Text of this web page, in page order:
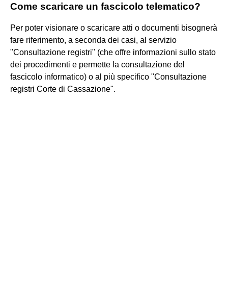
Come scaricare un fascicolo telematico?
Per poter visionare o scaricare atti o documenti bisognerà
fare riferimento, a seconda dei casi, al servizio
"Consultazione registri" (che offre informazioni sullo stato
dei procedimenti e permette la consultazione del
fascicolo informatico) o al più specifico "Consultazione
registri Corte di Cassazione".